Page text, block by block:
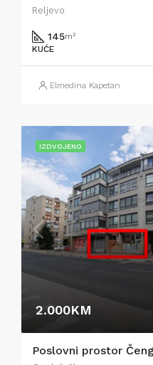
Reljevo
145m²
KUĆE
Elmedina Kapetan
IZDVOJENO
2.000KM
Poslovni prostor